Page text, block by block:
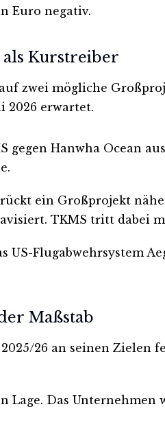
Euro negativ.
als Kurstreiber
zwei mögliche
2026 erwartet.
gegen Hanwha Ocean
ein Großprojekt
TKMS tritt dabei
US-Flugabwehrsystem
Maßstab
26 an seinen Zielen
Lage. Das